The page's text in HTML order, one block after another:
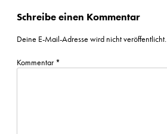
Schreibe einen Kommentar
Deine E-Mail-Adresse wird nicht veröffentlicht.
Kommentar *